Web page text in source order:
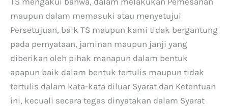
maupun dalam memasuki atau menyetujui
Persetujuan, baik TS maupun kami tidak bergantung
pada pernyataan, jaminan maupun janji yang
diberikan oleh pihak manapun dalam bentuk
apapun baik dalam bentuk tertulis maupun tidak
tertulis dalam kata-kata diluar Syarat dan Ketentuan
ini, kecuali secara tegas dinyatakan dalam Syarat